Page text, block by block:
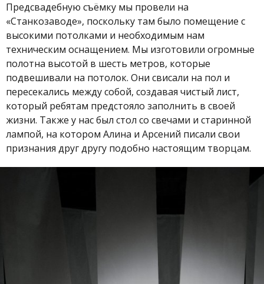
Предсвадебную съёмку мы провели на
«Станкозаводе», поскольку там было помещение с
высокими потолками и необходимым нам
техническим оснащением. Мы изготовили огромные
полотна высотой в шесть метров, которые
подвешивали на потолок. Они свисали на пол и
пересекались между собой, создавая чистый лист,
который ребятам предстояло заполнить в своей
жизни. Также у нас был стол со свечами и старинной
лампой, на котором Алина и Арсений писали свои
признания друг другу подобно настоящим творцам.